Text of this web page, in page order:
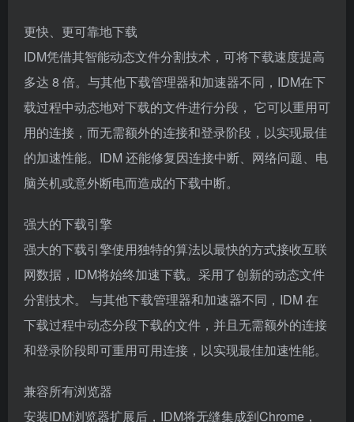
更快、更可靠地下载
IDM凭借其智能动态文件分割技术，可将下载速度提高
多达 8 倍。与其他下载管理器和加速器不同，IDM在下
载过程中动态地对下载的文件进行分段， 它可以重用可
用的连接，而无需额外的连接和登录阶段，以实现最佳
的加速性能。IDM 还能修复因连接中断、网络问题、电
脑关机或意外断电而造成的下载中断。
强大的下载引擎
强大的下载引擎使用独特的算法以最快的方式接收互联
网数据，IDM将始终加速下载。采用了创新的动态文件
分割技术。 与其他下载管理器和加速器不同，IDM 在
下载过程中动态分段下载的文件，并且无需额外的连接
和登录阶段即可重用可用连接，以实现最佳加速性能。
兼容所有浏览器
安装IDM浏览器扩展后，IDM将无缝集成到Chrome，